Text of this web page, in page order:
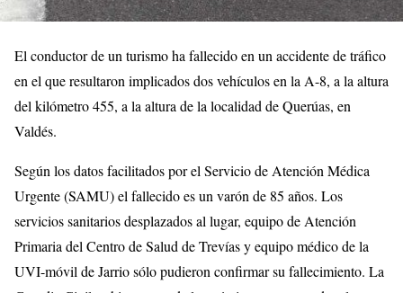
El conductor de un turismo ha fallecido en un accidente de tráfico
en el que resultaron implicados dos vehículos en la A-8, a la altura
del kilómetro 455, a la altura de la localidad de Querúas, en
Valdés.
Según los datos facilitados por el Servicio de Atención Médica
Urgente (SAMU) el fallecido es un varón de 85 años. Los
servicios sanitarios desplazados al lugar, equipo de Atención
Primaria del Centro de Salud de Trevías y equipo médico de la
UVI-móvil de Jarrio sólo pudieron confirmar su fallecimiento. La